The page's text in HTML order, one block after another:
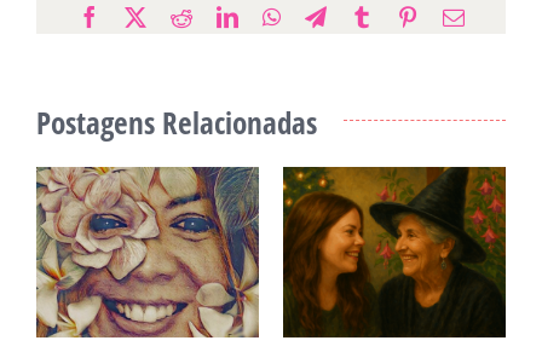
Facebook
X RedditLinkedInWhatsApp
Telegram
TumblrPinterest
E-
Postagens Relacionadas